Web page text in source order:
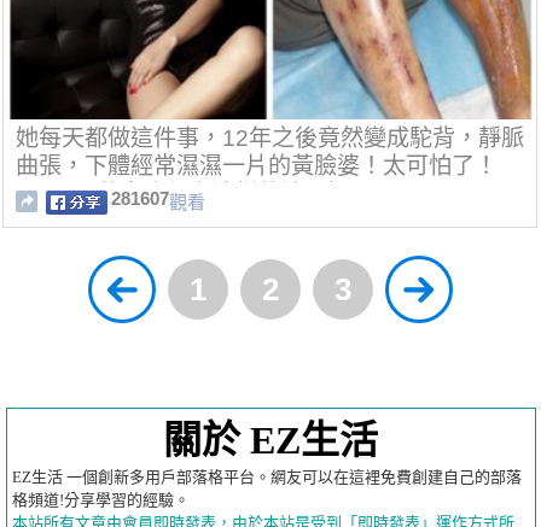
她每天都做這件事，12年之後竟然變成駝背，靜脈
曲張，下體經常濕濕一片的黃臉婆！太可怕了！
99.99％的女人都有這樣的壞習慣！！！
281607觀看
1 2 3
關於 EZ生活
EZ生活 一個創新多用戶部落格平台。網友可以在這裡免費創建自己的部落
格頻道!分享學習的經驗。
本站所有文章由會員即時發表，由於本站是受到「即時發表」運作方式所